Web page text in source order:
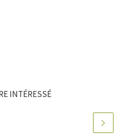
INTÉRESSÉ